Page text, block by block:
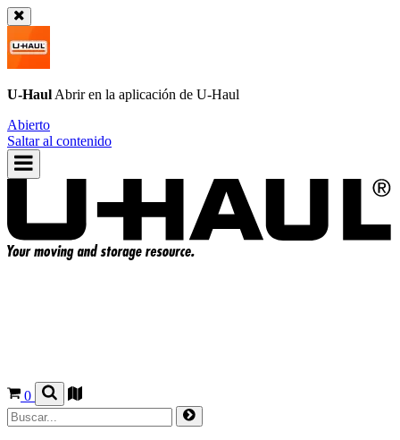
U-Haul Abrir en la aplicación de U-Haul
Abierto
Saltar al contenido
0